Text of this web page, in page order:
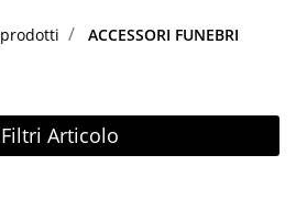
ACCESSORI FUNEBRI
Filtri Articolo